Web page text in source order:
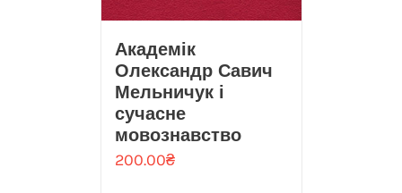
Академік
Олександр Савич
Мельничук і
сучасне
мовознавство
200.00₴